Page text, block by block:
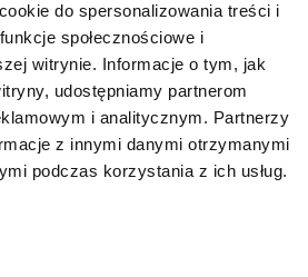
do spersonalizowania treści i
społecznościowe i
witrynie. Informacje o tym, jak
udostępniamy partnerom
i analitycznym. Partnerzy
z innymi danymi otrzymanymi
podczas korzystania z ich usług.
dla Ciebie